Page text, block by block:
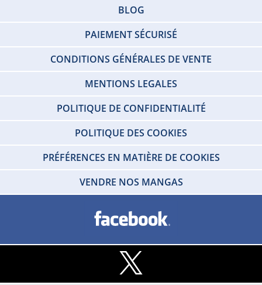
BLOG
PAIEMENT SÉCURISÉ
CONDITIONS GÉNÉRALES DE VENTE
MENTIONS LEGALES
POLITIQUE DE CONFIDENTIALITÉ
POLITIQUE DES COOKIES
PRÉFÉRENCES EN MATIÈRE DE COOKIES
VENDRE NOS MANGAS